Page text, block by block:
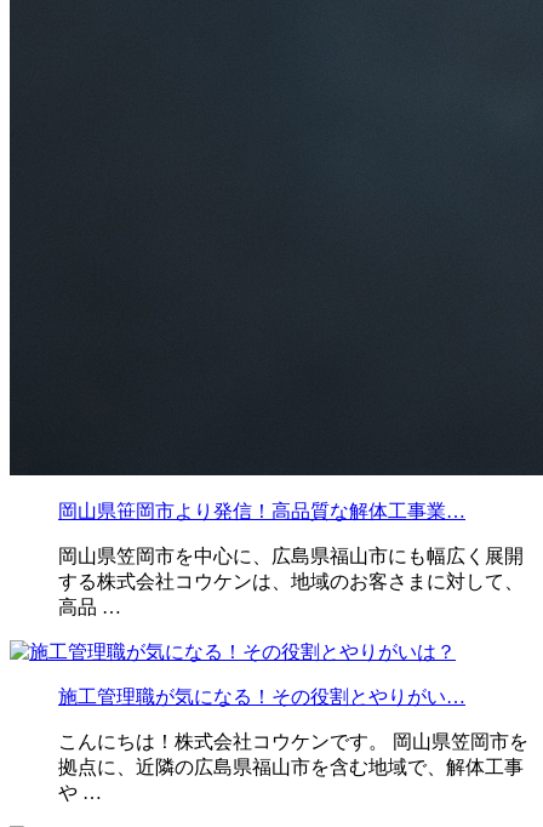
岡山県笹岡市より発信！高品質な解体工事業…
岡山県笠岡市を中心に、広島県福山市にも幅広く展開
する株式会社コウケンは、地域のお客さまに対して、
高品 …
施工管理職が気になる！その役割とやりがい…
こんにちは！株式会社コウケンです。 岡山県笠岡市を
拠点に、近隣の広島県福山市を含む地域で、解体工事
や …